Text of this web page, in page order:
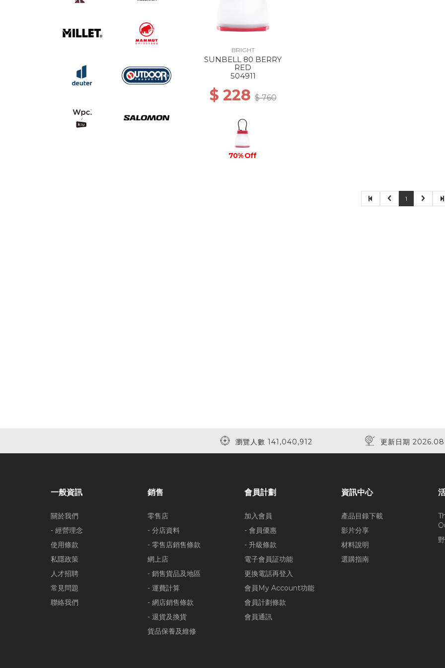
BRIGHT
SUNBELL 80 BERRY
RED
504911
$ 228$ 760
70% Off
1
瀏覽人數 141,040,912 更新日期
一般資訊
關於我們
- 經營理念
使用條款
私隱政策
人才招聘
常見問題
聯絡我們
銷售
零售店
- 分店資料
- 零售店銷售條款
網上店
- 銷售貨品及地區
- 運費計算
- 網店銷售條款
- 退貨及換貨
貨品保養及維修
會員計劃
加入會員
- 會員優惠
- 升級條款
電子會員証功能
更換電話再登入
會員My Account功能
會員計劃條款
會員通訊
資訊中心
產品目錄下載
影片分享
材料說明
選購指南